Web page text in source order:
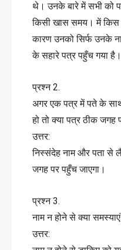
थे। उनके बारे में सभी को
किसी खास समय। में किस
कारण उनको सिर्फ उनके
के सहारे पत्र पहुँच गया है।
प्रश्न 2.
अगर एक पत्र में पते के
हो तो क्या पत्र ठीक जगह
उत्तर:
निस्संदेह नाम और पता से
जगह पर पहुँच जाएगा।
प्रश्न 3.
नाम न होने से क्या
उत्तर: